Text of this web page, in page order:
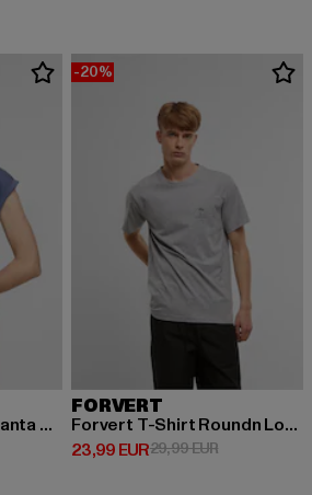
Forvert Ladies Tee Santa Maria
24,99 EUR
-20%
FORVERT
Forvert T-Shirt Roundn Lompoc
23,99 EUR
Derzeitiger Preis: 23,99 EUR
29,99 EURAktionspreis: